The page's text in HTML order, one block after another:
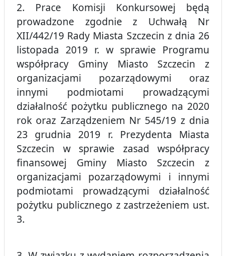
2. Prace Komisji Konkursowej będą
prowadzone zgodnie z Uchwałą Nr
XII/442/19 Rady Miasta Szczecin z dnia 26
listopada 2019 r. w sprawie Programu
współpracy Gminy Miasto Szczecin z
organizacjami pozarządowymi oraz
innymi podmiotami prowadzącymi
działalność pożytku publicznego na 2020
rok oraz Zarządzeniem Nr 545/19 z dnia
23 grudnia 2019 r. Prezydenta Miasta
Szczecin w sprawie zasad współpracy
finansowej Gminy Miasto Szczecin z
organizacjami pozarządowymi i innymi
podmiotami prowadzącymi działalność
pożytku publicznego z zastrzeżeniem ust.
3.